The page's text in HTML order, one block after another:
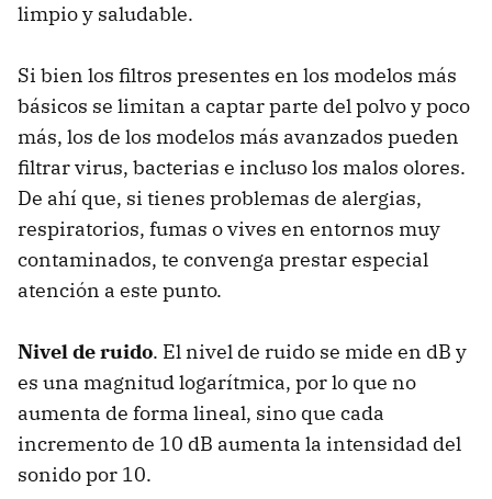
limpio y saludable.
Si bien los filtros presentes en los modelos más
básicos se limitan a captar parte del polvo y poco
más, los de los modelos más avanzados pueden
filtrar virus, bacterias e incluso los malos olores.
De ahí que, si tienes problemas de alergias,
respiratorios, fumas o vives en entornos muy
contaminados, te convenga prestar especial
atención a este punto.
Nivel de ruido. El nivel de ruido se mide en dB y
es una magnitud logarítmica, por lo que no
aumenta de forma lineal, sino que cada
incremento de 10 dB aumenta la intensidad del
sonido por 10.